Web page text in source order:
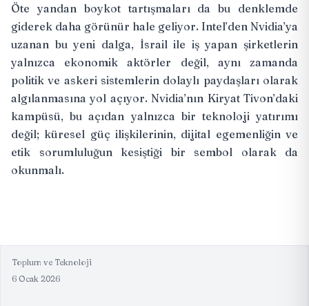
Öte yandan boykot tartışmaları da bu denklemde
giderek daha görünür hale geliyor. Intel’den Nvidia’ya
uzanan bu yeni dalga, İsrail ile iş yapan şirketlerin
yalnızca ekonomik aktörler değil, aynı zamanda
politik ve askeri sistemlerin dolaylı paydaşları olarak
algılanmasına yol açıyor. Nvidia’nın Kiryat Tivon’daki
kampüsü, bu açıdan yalnızca bir teknoloji yatırımı
değil; küresel güç ilişkilerinin, dijital egemenliğin ve
etik sorumluluğun kesiştiği bir sembol olarak da
okunmalı.
Toplum ve Teknoloji
6 Ocak 2026